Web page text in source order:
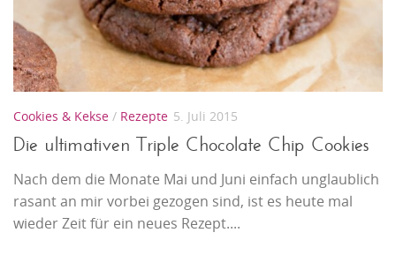
Cookies & Kekse / Rezepte 5. Juli 2015
Die ultimativen Triple Chocolate Chip Cookies
Nach dem die Monate Mai und Juni einfach unglaublich
rasant an mir vorbei gezogen sind, ist es heute mal
wieder Zeit für ein neues Rezept....